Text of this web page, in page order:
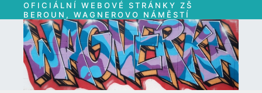
Přeskočit
na
obsah
OFICIÁLNÍ WEBOVÉ STRÁNKY ZŠ
BEROUN, WAGNEROVO NÁMĚSTÍ